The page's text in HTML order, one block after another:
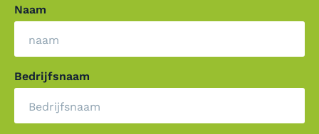
Naam
Bedrijfsnaam